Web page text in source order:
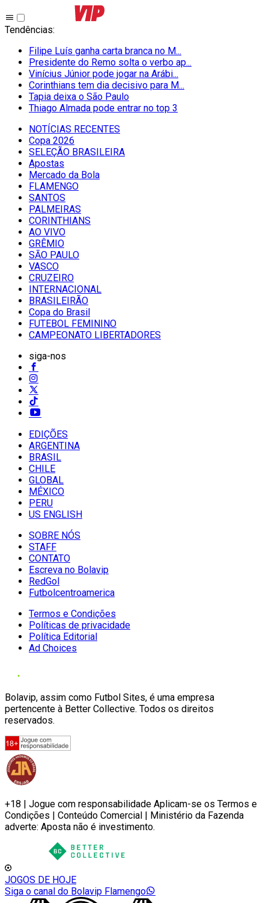
Tendências:
Filipe Luís ganha carta branca no M...
Presidente do Remo solta o verbo ap...
Vinícius Júnior pode jogar na Arábi...
Corinthians tem dia decisivo para M...
Tapia deixa o São Paulo
Thiago Almada pode entrar no top 3
NOTÍCIAS RECENTES
Copa 2026
SELEÇÃO BRASILEIRA
Apostas
Mercado da Bola
FLAMENGO
SANTOS
PALMEIRAS
CORINTHIANS
AO VIVO
GRÊMIO
SĀO PAULO
VASCO
CRUZEIRO
INTERNACIONAL
BRASILEIRÃO
Copa do Brasil
FUTEBOL FEMININO
CAMPEONATO LIBERTADORES
siga-nos
EDIÇÕES
ARGENTINA
BRASIL
CHILE
GLOBAL
MÉXICO
PERU
US ENGLISH
SOBRE NÓS
STAFF
CONTATO
Escreva no Bolavip
RedGol
Futbolcentroamerica
Termos e Condições
Políticas de privacidade
Política Editorial
Ad Choices
Bolavip, assim como Futbol Sites, é uma empresa
pertencente à Better Collective. Todos os direitos
reservados.
+18 | Jogue com responsabilidade Aplicam-se os Termos e
Condições | Conteúdo Comercial | Ministério da Fazenda
adverte: Aposta não é investimento.
JOGOS DE HOJE
Siga o canal do Bolavip Flamengo